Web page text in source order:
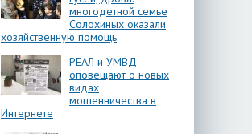
многодетной семье
Солохиных оказали
хозяйственную помощь
РЕАЛ и УМВД
оповещают о новых
видах
мошенничества в
Интернете